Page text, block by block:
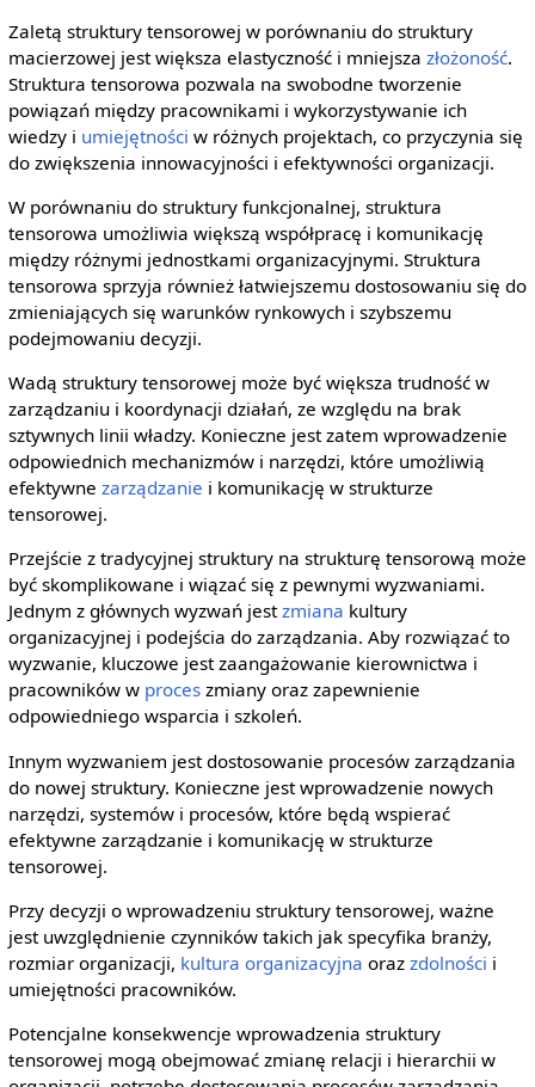
Zaletą struktury tensorowej w porównaniu do struktury
macierzowej jest większa elastyczność i mniejsza złożoność.
Struktura tensorowa pozwala na swobodne tworzenie
powiązań między pracownikami i wykorzystywanie ich
wiedzy i umiejętności w różnych projektach, co przyczynia się
do zwiększenia innowacyjności i efektywności organizacji.
W porównaniu do struktury funkcjonalnej, struktura
tensorowa umożliwia większą współpracę i komunikację
między różnymi jednostkami organizacyjnymi. Struktura
tensorowa sprzyja również łatwiejszemu dostosowaniu się do
zmieniających się warunków rynkowych i szybszemu
podejmowaniu decyzji.
Wadą struktury tensorowej może być większa trudność w
zarządzaniu i koordynacji działań, ze względu na brak
sztywnych linii władzy. Konieczne jest zatem wprowadzenie
odpowiednich mechanizmów i narzędzi, które umożliwią
efektywne zarządzanie i komunikację w strukturze
tensorowej.
Przejście z tradycyjnej struktury na strukturę tensorową może
być skomplikowane i wiązać się z pewnymi wyzwaniami.
Jednym z głównych wyzwań jestzmiana kultury
organizacyjnej i podejścia do zarządzania. Aby rozwiązać to
wyzwanie, kluczowe jest zaangażowanie kierownictwa i
pracowników w proceszmiany oraz zapewnienie
odpowiedniego wsparcia i szkoleń.
Innym wyzwaniem jest dostosowanie procesów zarządzania
do nowej struktury. Konieczne jest wprowadzenie nowych
narzędzi, systemów i procesów, które będą wspierać
efektywne zarządzanie i komunikację w strukturze
tensorowej.
Przy decyzji o wprowadzeniu struktury tensorowej, ważne
jest uwzględnienie czynników takich jak specyfika branży,
rozmiar organizacji, kultura organizacyjna oraz zdolności i
umiejętności pracowników.
Potencjalne konsekwencje wprowadzenia struktury
tensorowej mogą obejmować zmianę relacji i hierarchii w